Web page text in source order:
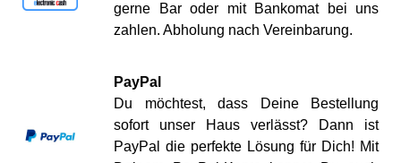
gerne Bar oder mit Bankomat bei uns
zahlen. Abholung nach Vereinbarung.
PayPal
Du möchtest, dass Deine Bestellung
sofort unser Haus verlässt? Dann ist
PayPal die perfekte Lösung für Dich! Mit